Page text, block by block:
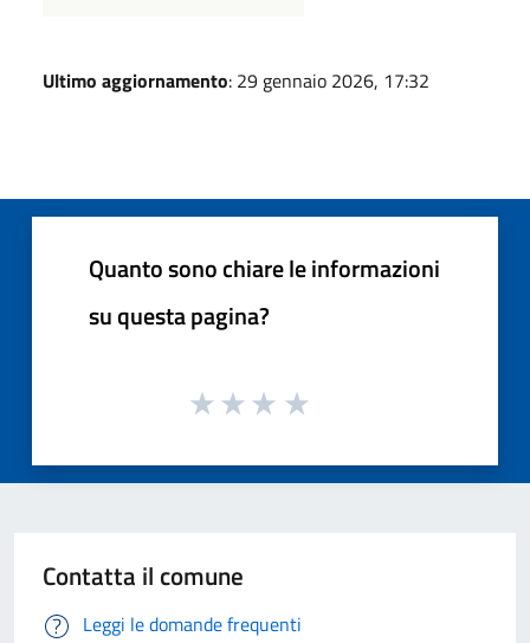
Ultimo aggiornamento: 29 gennaio 2026, 17:32
Quanto sono chiare le informazioni
su questa pagina?
Contatta il comune
Leggi le domande frequenti